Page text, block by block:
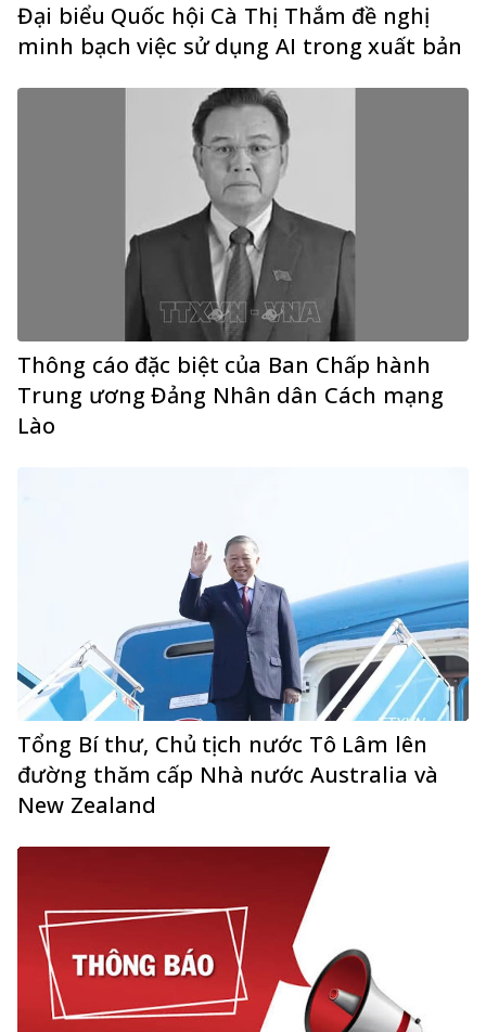
Đại biểu Quốc hội Cà Thị Thắm đề nghị
minh bạch việc sử dụng AI trong xuất bản
Thông cáo đặc biệt của Ban Chấp hành
Trung ương Đảng Nhân dân Cách mạng
Lào
Tổng Bí thư, Chủ tịch nước Tô Lâm lên
đường thăm cấp Nhà nước Australia và
New Zealand